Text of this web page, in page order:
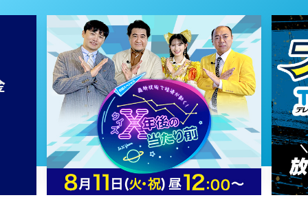
2024年01月31日 放送
第26話
2024年01月30日 放送
第25話